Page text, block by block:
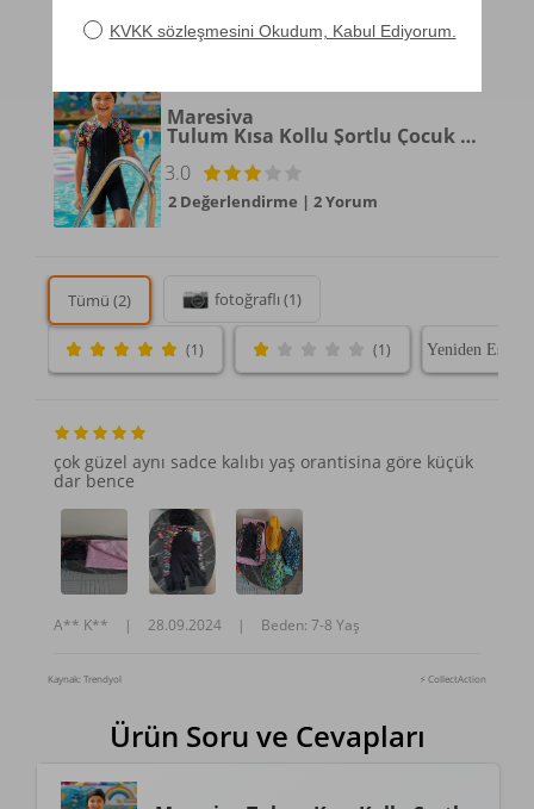
Maresiva
Tulum Kısa Kollu Şortlu Çocuk Yüzücü Mayo Mateo 8347 Siyah
3.0
2 Değerlendirme | 2 Yorum
Tümü (2) fotoğraflı (1)
(1) (1)
çok güzel aynı sadce kalıbı yaş orantisina göre küçük
dar bence
A** K** | 28.09.2024 | Beden: 7-8 Yaş
Kaynak: Trendyol ⚡ CollectAction
Ürün Soru ve Cevapları